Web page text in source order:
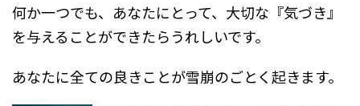
何か一つでも、あなたにとって、大切な『気づき』
を与えることができたらうれしいです。
あなたに全ての良きことが雪崩のごとく起きます。